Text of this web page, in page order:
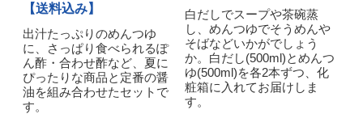
【送料込み】
出汁たっぷりのめんつゆ
に、さっぱり食べられるぽ
ん酢・合わせ酢など、夏に
ぴったりな商品と定番の醤
油を組み合わせたセットで
す。
白だしでスープや茶碗蒸
し、めんつゆでそうめんや
そばなどいかがでしょう
か。白だし(500ml)とめんつ
ゆ(500ml)を各2本ずつ、化
粧箱に入れてお届けしま
す。